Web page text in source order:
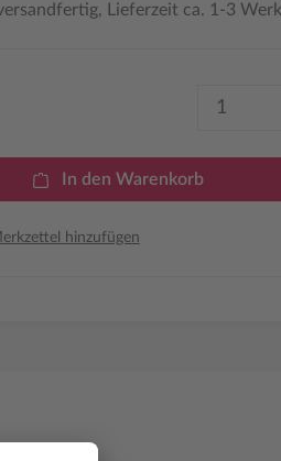
Lieferzeit ca. 1-3
In den Warenkorb
hinzufügen